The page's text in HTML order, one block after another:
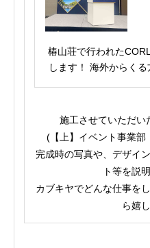
椿山荘で行われた
します！ 海外からくる
施工させていただい
(【上】イベント事業部
完成時の写真や、デザイ
ト等を説
カブキヤでどんな仕事を
ら嬉